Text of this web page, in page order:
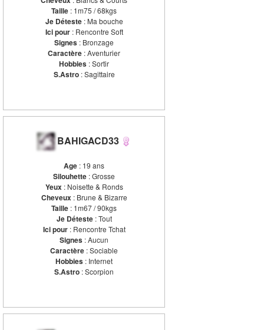
Taille : 1m75 / 68kgs
Je Déteste: Ma bouche
Ici pour: Rencontre Soft
Signes : Bronzage
Caractère : Aventurier
Hobbies : Sortir
S.Astro: Sagittaire
BAHIGACD33
Age : 19 ans
Silouhette : Grosse
Yeux : Noisette & Ronds
Cheveux : Brune & Bizarre
Taille : 1m67 / 90kgs
Je Déteste: Tout
Ici pour: Rencontre Tchat
Signes : Aucun
Caractère : Sociable
Hobbies : Internet
S.Astro : Scorpion